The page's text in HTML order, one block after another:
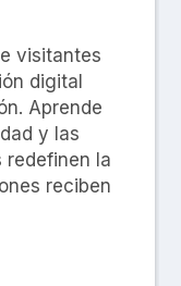
visitantes
digital
Aprende
y las
redefinen la
reciben